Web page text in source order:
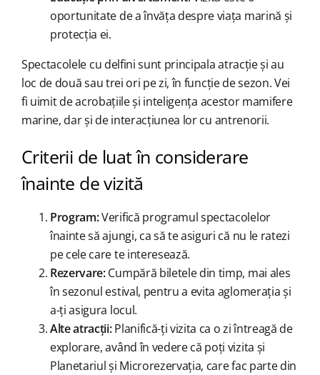
oportunitate de a învăța despre viața marină și
protecția ei.
Spectacolele cu delfini sunt principala atracție și au
loc de două sau trei ori pe zi, în funcție de sezon. Vei
fi uimit de acrobațiile și inteligența acestor mamifere
marine, dar și de interacțiunea lor cu antrenorii.
Criterii de luat în considerare
înainte de vizită
Program:Verifică programul spectacolelor
înainte să ajungi, ca să te asiguri că nu le ratezi
pe cele care te interesează.
Rezervare:Cumpără biletele din timp, mai ales
în sezonul estival, pentru a evita aglomerația și
a-ți asigura locul.
Alte atracții:Planifică-ți vizita ca o zi întreagă de
explorare, având în vedere că poți vizita și
Planetariul și Microrezervația, care fac parte din